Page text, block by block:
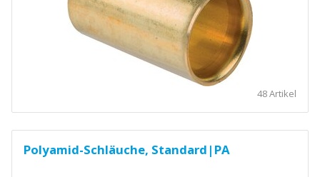
48 Artikel
Polyamid-Schläuche, Standard|PA